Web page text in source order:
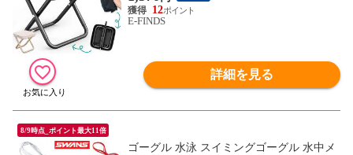
ラック ベージュ 小さい ミニ 座る 行列待
ち ポケットチェア 折りたたみチェア 組み
12
E-FINDS
詳細を見る
8/9時点_ポイント最大11倍
ゴーグル 水泳 スイミングゴーグル 水中メ